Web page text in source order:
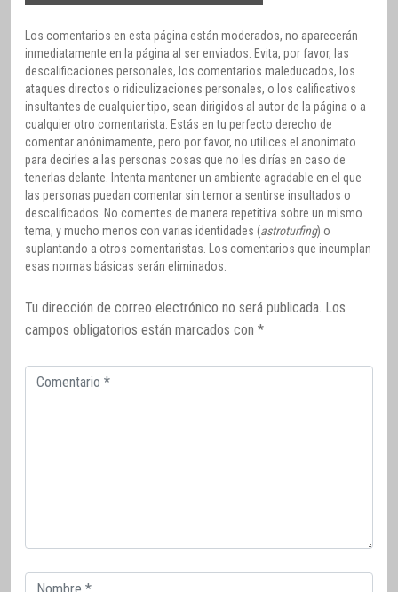
Los comentarios en esta página están moderados, no aparecerán
inmediatamente en la página al ser enviados. Evita, por favor, las
descalificaciones personales, los comentarios maleducados, los
ataques directos o ridiculizaciones personales, o los calificativos
insultantes de cualquier tipo, sean dirigidos al autor de la página o a
cualquier otro comentarista. Estás en tu perfecto derecho de
comentar anónimamente, pero por favor, no utilices el anonimato
para decirles a las personas cosas que no les dirías en caso de
tenerlas delante. Intenta mantener un ambiente agradable en el que
las personas puedan comentar sin temor a sentirse insultados o
descalificados. No comentes de manera repetitiva sobre un mismo
tema, y mucho menos con varias identidades (astroturfing) o
suplantando a otros comentaristas. Los comentarios que incumplan
esas normas básicas serán eliminados.
Tu dirección de correo electrónico no será publicada. Los
campos obligatorios están marcados con *
Comentario
Correo